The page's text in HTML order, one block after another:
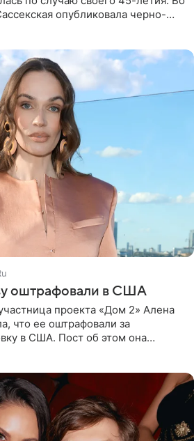
опубликовала черно-
оштрафовали в США
проекта «Дом 2» Алена
что ее оштрафовали за
в США. Пост об этом она